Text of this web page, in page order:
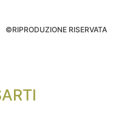
©RIPRODUZIONE RISERVATA